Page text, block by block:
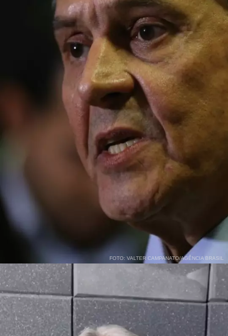
FOTO: VALTER CAMPANATO/AGÊNCIA BRASIL